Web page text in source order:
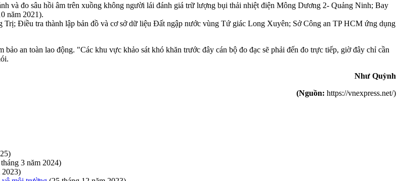
và đo sâu hồi âm trên xuồng không người lái đánh giá trữ lượng bụi thải nhiệt điện Mông Dương 2- Quảng Ninh; Bay
năm 2021).
Điều tra thành lập bản đồ và cơ sở dữ liệu Đất ngập nước vùng Tứ giác Long Xuyên; Sở Công an TP HCM ứng dụng
an toàn lao động. "Các khu vực khảo sát khó khăn trước đây cán bộ đo đạc sẽ phải đến đo trực tiếp, giờ đây chỉ cần
Như Quỳnh
(Nguồn: https://vnexpress.net/)
3 năm 2024)
2023)